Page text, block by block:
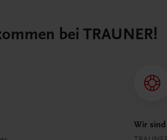
bei TRAUNER!
Wir